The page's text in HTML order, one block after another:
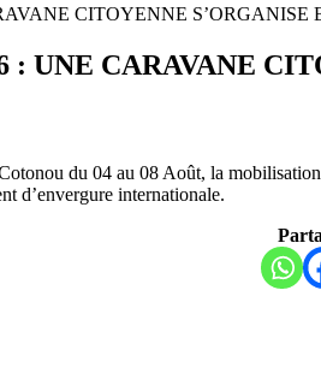
CITOYENNE
UNE CARAVANE
du 04 au 08 Août, la
d’envergure internationale.